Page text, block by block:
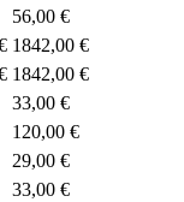
56,00 €
1842,00 €
1842,00 €
33,00 €
120,00 €
29,00 €
33,00 €